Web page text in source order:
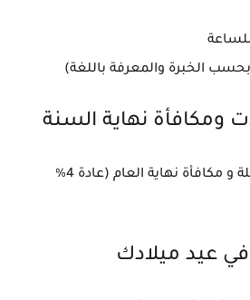
و مكافأة نهاية العام
(عادة 4%